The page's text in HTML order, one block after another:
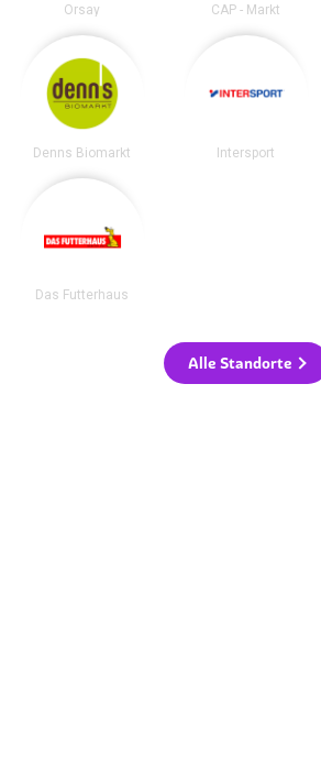
Orsay CAP - Markt
Denns Biomarkt Intersport
Das Futterhaus
Alle Standorte